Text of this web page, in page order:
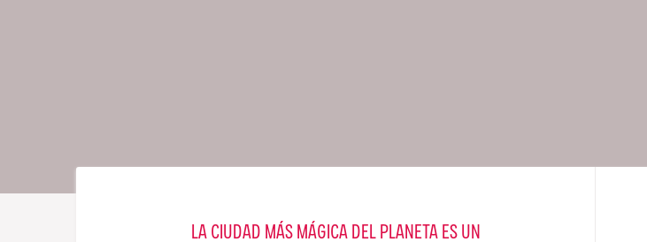
LA CIUDAD MÁS MÁGICA DEL PLANETA ES UN